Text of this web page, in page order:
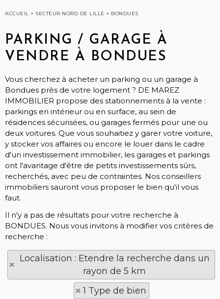
ACCUEIL > SECTEUR NORD DE LILLE > BONDUES
PARKING / GARAGE À
VENDRE À BONDUES
Vous cherchez à acheter un parking ou un garage à
Bondues près de votre logement ? DE MAREZ
IMMOBILIER propose des stationnements à la vente :
parkings en intérieur ou en surface, au sein de
résidences sécurisées, ou garages fermés pour une ou
deux voitures. Que vous souhaitiez y garer votre voiture,
y stocker vos affaires ou encore le louer dans le cadre
d'un investissement immobilier, les garages et parkings
ont l'avantage d'être de petits investissements sûrs,
recherchés, avec peu de contraintes. Nos conseillers
immobiliers sauront vous proposer le bien qu'il vous
faut.
Il n'y a pas de résultats pour votre recherche à
BONDUES. Nous vous invitons à modifier vos critères de
recherche :
Localisation : Etendre la recherche dans un
rayon de 5 km
1 Type de bien